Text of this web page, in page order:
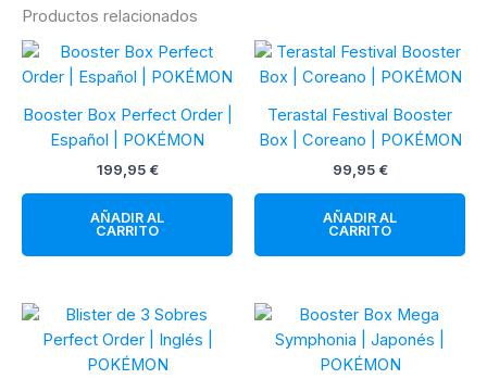
Productos relacionados
Booster Box Perfect Order |
Español | POKÉMON
199,95 €
AÑADIR AL
CARRITO
Terastal Festival Booster
Box | Coreano | POKÉMON
99,95 €
AÑADIR AL
CARRITO